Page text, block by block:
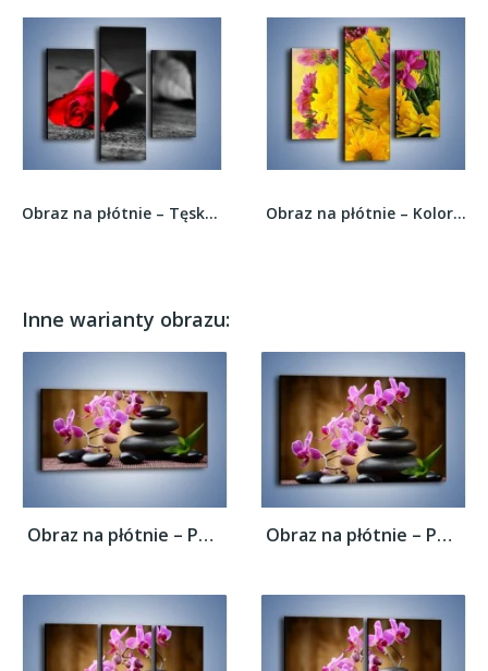
Obraz na płótnie – Tęsknota wyrażona kwiatem –... Obraz na płótnie – Kolorowe margaretki –...
Inne warianty obrazu:
Obraz na płótnie – Po kwiatowej drabinie... Obraz na płótnie – Po kwiatowej drabinie...